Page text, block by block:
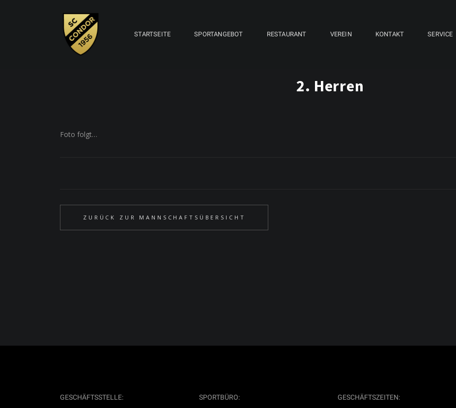
STARTSEITE SPORTANGEBOT RESTAURANT VEREIN KONTAKT SERVICE
2. Herren
Foto folgt…
ZURÜCK ZUR MANNSCHAFTSÜBERSICHT
GESCHÄFTSSTELLE: SPORTBÜRO: GESCHÄFTSZEITEN: